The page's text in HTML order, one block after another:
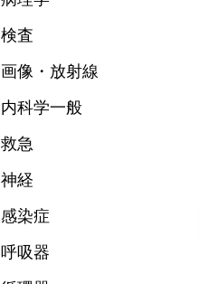
検査
画像・放射線
内科学一般
救急
神経
感染症
呼吸器